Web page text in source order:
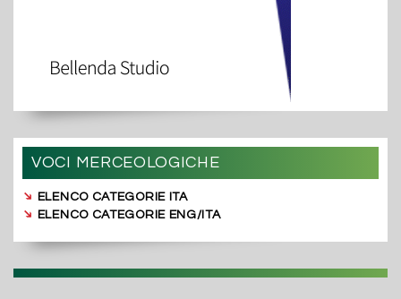
VOCI MERCEOLOGICHE
➔ ELENCO CATEGORIE ITA
➔ ELENCO CATEGORIE ENG/ITA